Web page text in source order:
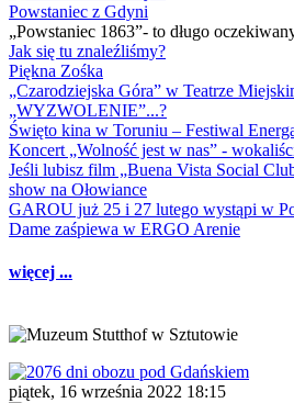
Powstaniec z Gdyni
„Powstaniec 1863”- to długo
Jak się tu znaleźliśmy?
Piękna Zośka
„Czarodziejska Góra” w Teatrze
„WYZWOLENIE”...?
Święto kina w Toruniu – Festiwal
Koncert „Wolność jest w nas” -
Jeśli lubisz film „Buena Vista Social
show na Ołowiance
GAROU już 25 i 27 lutego wystąpi w
Dame zaśpiewa w ERGO Arenie
więcej ...
piątek, 16 września 2022 18:15